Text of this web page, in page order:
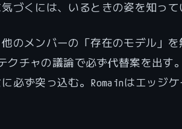
づくには、いるときの姿を知って
のメンバーの「存在のモデル」
クチャの議論で必ず代替案を出す
必ず突っ込む。Romainはエッジ